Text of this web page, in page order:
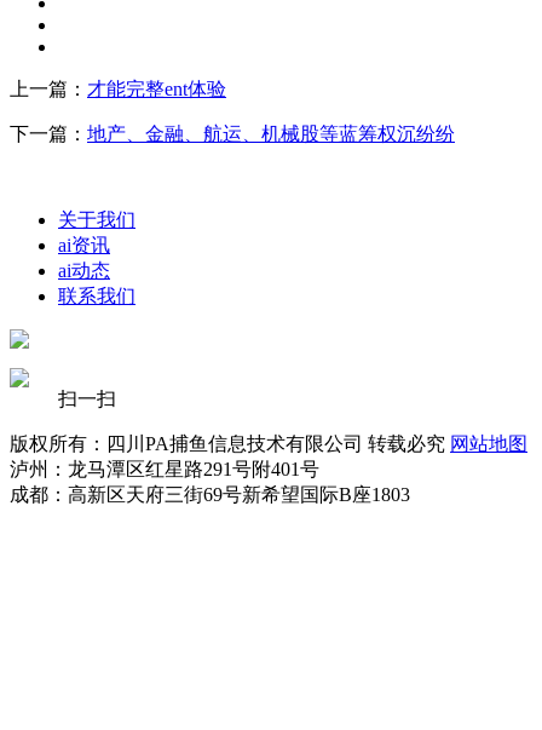
上一篇： 才能完整ent体验
下一篇： 地产、金融、航运、机械股等蓝筹权沉纷纷
关于我们
ai资讯
ai动态
联系我们
扫一扫
版权所有：四川PA捕鱼信息技术有限公司 转载必究 网站地图
泸州：龙马潭区红星路291号附401号
成都：高新区天府三街69号新希望国际B座1803